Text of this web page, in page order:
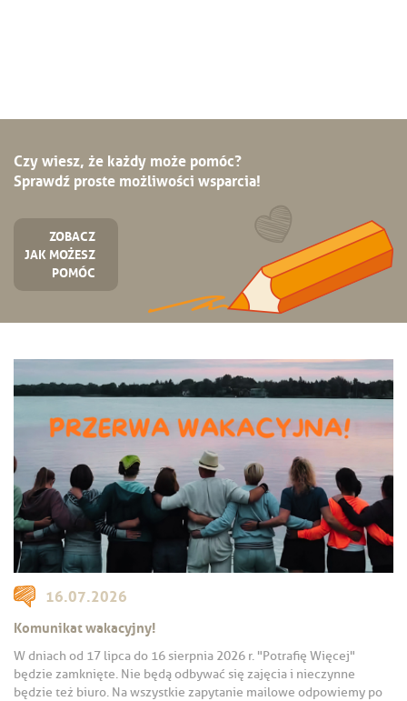
Czy wiesz, że każdy może pomóc?
Sprawdź proste możliwości wsparcia!
ZOBACZ
JAK MOŻESZ
POMÓC
16.07.2026
Komunikat wakacyjny!
W dniach od 17 lipca do 16 sierpnia 2026 r. "Potrafię Więcej"
będzie zamknięte. Nie będą odbywać się zajęcia i nieczynne
będzie też biuro. Na wszystkie zapytanie mailowe odpowiemy po